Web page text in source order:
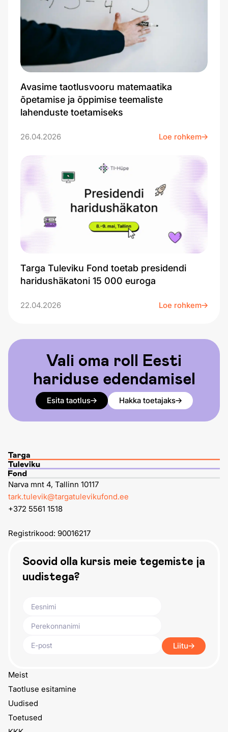
Avasime taotlusvooru matemaatika
õpetamise ja õppimise teemaliste
lahenduste toetamiseks
26.04.2026 Loe rohkem
Targa Tuleviku Fond toetab presidendi
haridushäkatoni 15 000 euroga
22.04.2026 Loe rohkem
Vali oma roll Eesti
hariduse edendamisel
Esita taotlus Hakka toetajaks
Narva mnt 4, Tallinn 10117
tark.tulevik@targatulevikufond.ee
+372 5561 1518
Registrikood: 90016217
Soovid olla kursis meie tegemiste ja
uudistega?
Liitu
Meist
Taotluse esitamine
Uudised
Toetused